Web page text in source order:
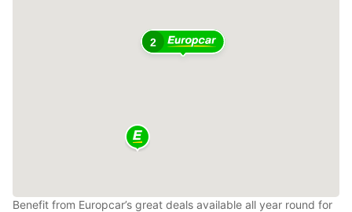
2
Benefit from Europcar’s great deals available all year round for